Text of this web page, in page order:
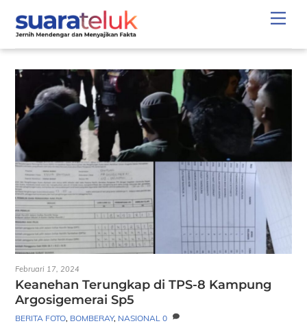
content
Februari 17, 2024
Keanehan Terungkap di TPS-8 Kampung
Argosigemerai Sp5
BERITA FOTO, BOMBERAY, NASIONAL 0